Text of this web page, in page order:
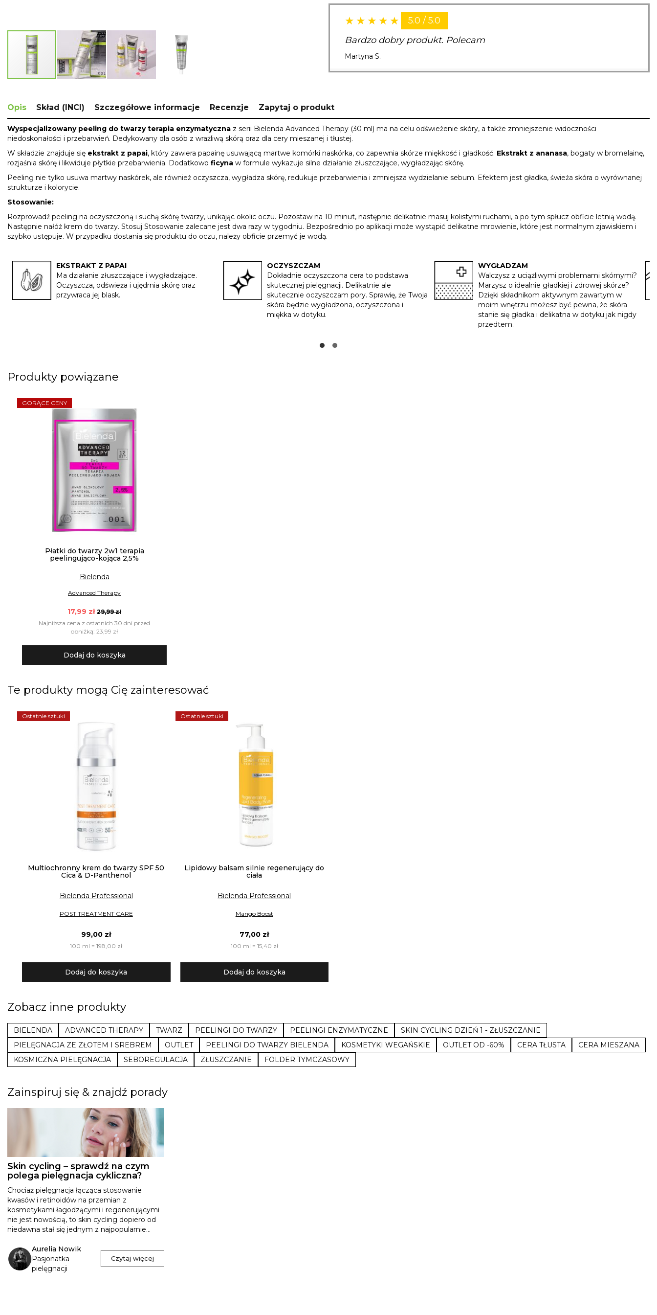
the
beginning
the
images
gallery
5.0 / 5.0
Bardzo dobry produkt. Polecam
Martyna S.
Opis Skład (INCI) Szczegółowe informacje Recenzje Zapytaj o produkt
Wyspecjalizowany peeling do twarzy terapia enzymatyczna z serii Bielenda Advanced Therapy (30 ml) ma na celu odświeżenie skóry, a także zmniejszenie widoczności
niedoskonałości i przebarwień. Dedykowany dla osób z wrażliwą skórą oraz dla cery mieszanej i tłustej.
W składzie znajduje się ekstrakt z papai, który zawiera papainę usuwającą martwe komórki naskórka, co zapewnia skórze miękkość i gładkość. Ekstrakt z ananasa, bogaty w bromelainę,
rozjaśnia skórę i likwiduje płytkie przebarwienia. Dodatkowo ficyna w formule wykazuje silne działanie złuszczające, wygładzając skórę.
Peeling nie tylko usuwa martwy naskórek, ale również oczyszcza, wygładza skórę, redukuje przebarwienia i zmniejsza wydzielanie sebum. Efektem jest gładka, świeża skóra o wyrównanej
strukturze i kolorycie.
Stosowanie:
Rozprowadź peeling na oczyszczoną i suchą skórę twarzy, unikając okolic oczu. Pozostaw na 10 minut, następnie delikatnie masuj kolistymi ruchami, a po tym spłucz obficie letnią wodą.
Następnie nałóż krem do twarzy. Stosuj Stosowanie zalecane jest dwa razy w tygodniu. Bezpośrednio po aplikacji może wystąpić delikatne mrowienie, które jest normalnym zjawiskiem i
szybko ustępuje. W przypadku dostania się produktu do oczu, należy obficie przemyć je wodą.
EKSTRAKT Z PAPAI
Ma działanie złuszczające i wygładzające.
Oczyszcza, odświeża i ujędrnia skórę oraz
przywraca jej blask.
OCZYSZCZAM
Dokładnie oczyszczona cera to podstawa
skutecznej pielęgnacji. Delikatnie ale
skutecznie oczyszczam pory. Sprawię, że Twoja
skóra będzie wygładzona, oczyszczona i
miękka w dotyku.
WYGŁADZAM
Walczysz z uciążliwymi problemami skórnymi?
Marzysz o idealnie gładkiej i zdrowej skórze?
Dzięki składnikom aktywnym zawartym w
moim wnętrzu możesz być pewna, że skóra
stanie się gładka i delikatna w dotyku jak nigdy
przedtem.
Produkty powiązane
GORĄCE CENY
Płatki do twarzy 2w1 terapia
peelingująco-kojąca 2,5%
Bielenda
Advanced Therapy
17,99 zł 29,99 zł
Najniższa cena z ostatnich 30 dni przed
obniżką: 23,99 zł
Dodaj do koszyka
Te produkty mogą Cię zainteresować
Ostatnie sztuki
Multiochronny krem do twarzy SPF 50
Cica & D-Panthenol
Bielenda Professional
POST TREATMENT CARE
99,00 zł
100 ml = 198,00 zł
Dodaj do koszyka
Ostatnie sztuki
Lipidowy balsam silnie regenerujący do
ciała
Bielenda Professional
Mango Boost
77,00 zł
100 ml = 15,40 zł
Dodaj do koszyka
Zobacz inne produkty
BIELENDA ADVANCED THERAPY TWARZ PEELINGI DO TWARZY PEELINGI ENZYMATYCZNE
SKIN CYCLING DZIEŃ 1 - ZŁUSZCZANIE
PIELĘGNACJA ZE ZŁOTEM I SREBREM
OUTLET PEELINGI DO TWARZY BIELENDA KOSMETYKI WEGAŃSKIE OUTLET OD -60% CERA TŁUSTA
CERA MIESZANA
KOSMICZNA PIELĘGNACJA
SEBOREGULACJA ZŁUSZCZANIE FOLDER TYMCZASOWY
Zainspiruj się & znajdź porady
Skin cycling – sprawdź na czym
polega pielęgnacja cykliczna?
Chociaż pielęgnacja łącząca stosowanie
kwasów i retinoidów na przemian z
kosmetykami łagodzącymi i regenerującymi
nie jest nowością, to skin cycling dopiero od
niedawna stał się jednym z najpopularnie...
Aurelia Nowik
Pasjonatka
pielęgnacji
Czytaj więcej